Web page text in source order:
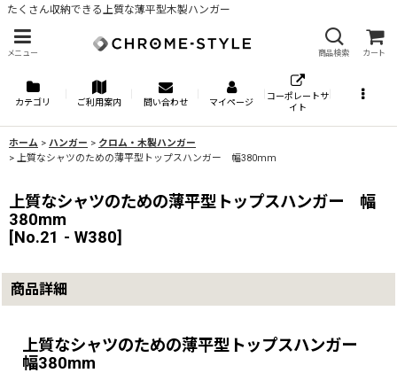
たくさん収納できる上質な薄平型木製ハンガー
メニュー 商品検索 カート
カテゴリ ご利用案内 問い合わせ マイページ
コーポレートサ
イト
ホーム > ハンガー > クロム・木製ハンガー
> 上質なシャツのための薄平型トップスハンガー 幅380mm
上質なシャツのための薄平型トップスハンガー 幅
380mm
[No.21 - W380]
商品詳細
上質なシャツのための薄平型トップスハンガー
幅380mm